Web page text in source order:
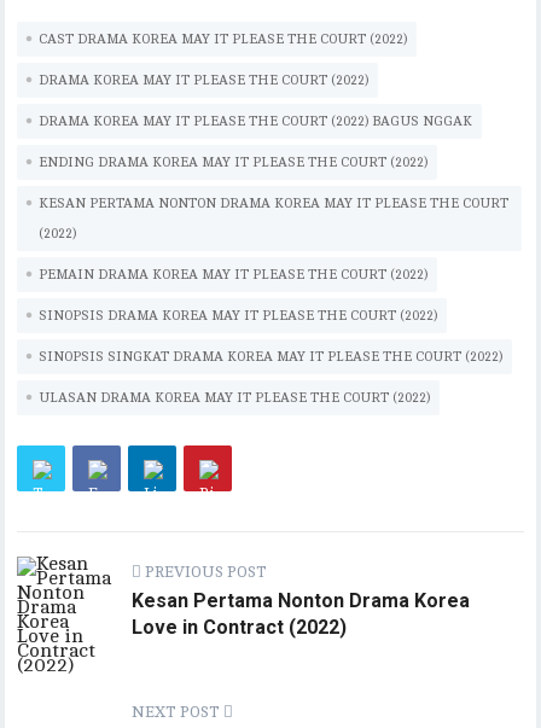
eb
oo
k
it
te
r
ai
l
at
s
A
p
p
p
y
Li
n
k
eg
ra
m
e
m
r
CAST DRAMA KOREA MAY IT PLEASE THE COURT (2022)
DRAMA KOREA MAY IT PLEASE THE COURT (2022)
DRAMA KOREA MAY IT PLEASE THE COURT (2022) BAGUS NGGAK
ENDING DRAMA KOREA MAY IT PLEASE THE COURT (2022)
KESAN PERTAMA NONTON DRAMA KOREA MAY IT PLEASE THE COURT
(2022)
PEMAIN DRAMA KOREA MAY IT PLEASE THE COURT (2022)
SINOPSIS DRAMA KOREA MAY IT PLEASE THE COURT (2022)
SINOPSIS SINGKAT DRAMA KOREA MAY IT PLEASE THE COURT (2022)
ULASAN DRAMA KOREA MAY IT PLEASE THE COURT (2022)
PREVIOUS POST
Kesan Pertama Nonton Drama Korea
Love in Contract (2022)
NEXT POST